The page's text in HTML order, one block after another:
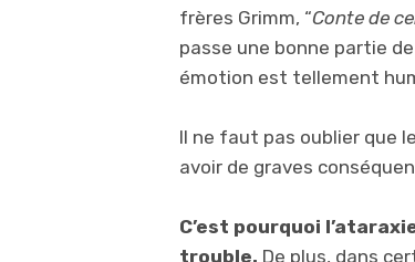
frères Grimm, “Conte de
passe une bonne partie
émotion est tellement
Il ne faut pas oublier que
avoir de graves
C’est pourquoi
trouble. De plus, dans